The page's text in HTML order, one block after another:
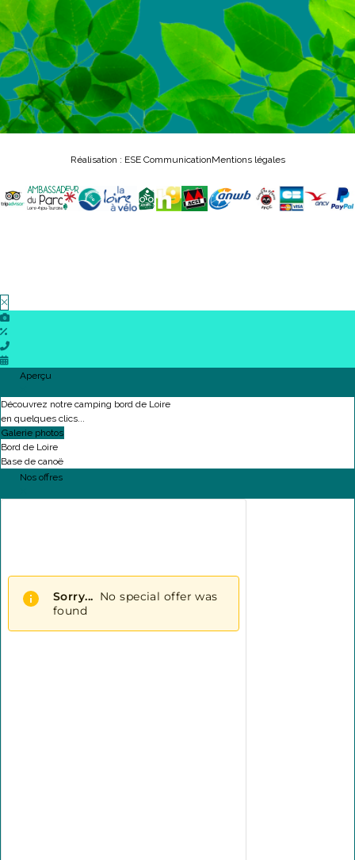
Réalisation : ESE CommunicationMentions légales
Aperçu
Découvrez notre camping bord de Loire
en quelques clics...
Galerie photos
Bord de Loire
Base de canoë
Nos offres